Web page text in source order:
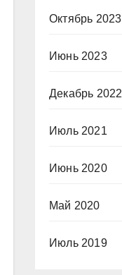
Октябрь 2023
Июнь 2023
Декабрь 2022
Июль 2021
Июнь 2020
Май 2020
Июль 2019